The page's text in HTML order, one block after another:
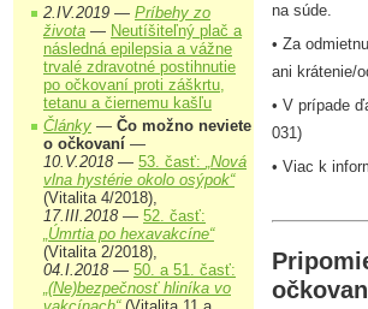
na súde.
• Za
ani krátenie/
• V prípade
031)
• Viac k
2.IV.2019 — Príbehy zo
života — Neutíšiteľný plač a
následná epilepsia a vážne
trvalé zdravotné postihnutie
po očkovaní proti záškrtu,
tetanu a čiernemu kašľu
Články — Čo možno neviete
o očkovaní —
10.V.2018 — 53. časť: „Nová
vlna hystérie okolo osýpok“
(Vitalita 4/2018),
17.III.2018 — 52. časť:
„Úmrtia po hexavakcíne“
(Vitalita 2/2018),
04.I.2018 — 50. a 51. časť:
„(Ne)bezpečnosť hliníka vo